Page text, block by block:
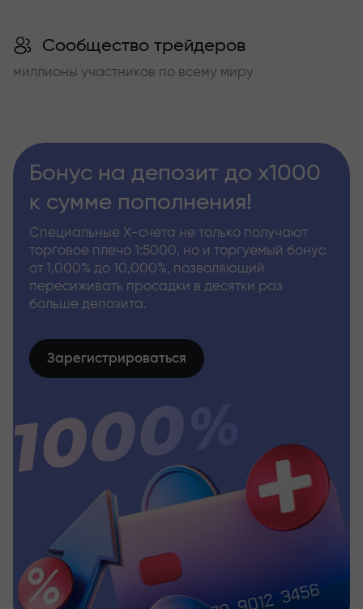
Сообщество трейдеров
миллионы участников по всему миру
Бонус на депозит до х1000
к сумме пополнения!
Специальные Х-счета не только получают
торговое плечо 1:5000, но и торгуемый бонус
от 1,000% до 10,000%, позволяющий
пересиживать просадки в десятки раз
больше депозита.
Зарегистрироваться